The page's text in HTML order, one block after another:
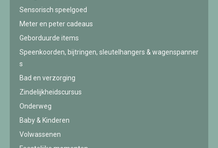
Sensorisch speelgoed
Meter en peter cadeaus
Geborduurde items
Speenkoorden, bijtringen, sleutelhangers & wagenspanner
s
Bad en verzorging
Zindelijkheidscursus
Onderweg
Baby & Kinderen
Volwassenen